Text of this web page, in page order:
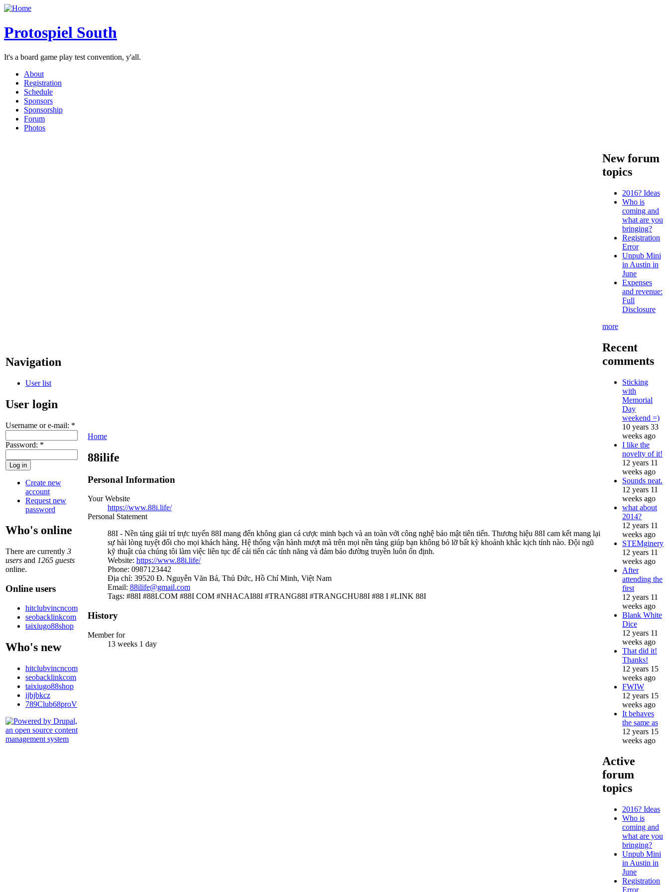
Protospiel South
It's a board game play test convention, y'all.
About
Registration
Schedule
Sponsors
Sponsorship
Forum
Photos
Navigation
User list
User login
Username or e-mail: *
Password: *
Create new
account
Request new
password
Who's online
There are currently 3
users and 1265 guests
online.
Online users
hitclubvincncom
seobacklinkcom
taixiugo88shop
Who's new
hitclubvincncom
seobacklinkcom
taixiugo88shop
ijbjbkcz
789Club68proV
Home
88ilife
Personal Information
Your Website
https://www.88i.life/
Personal Statement
88I - Nền tảng giải trí trực tuyến 88I mang đến không gian cá cược minh bạch và an toàn với công nghệ bảo mật tiên tiến. Thương hiệu 88I cam kết mang lại
sự hài lòng tuyệt đối cho mọi khách hàng. Hệ thống vận hành mượt mà trên mọi nền tảng giúp bạn không bỏ lỡ bất kỳ khoảnh khắc kịch tính nào. Đội ngũ
kỹ thuật của chúng tôi làm việc liên tục để cải tiến các tính năng và đảm bảo đường truyền luôn ổn định.
Website: https://www.88i.life/
Phone: 0987123442
Địa chỉ: 39520 Đ. Nguyễn Văn Bá, Thủ Đức, Hồ Chí Minh, Việt Nam
Email: 88ilife@gmail.com
Tags: #88I #88I.COM #88I COM #NHACAI88I #TRANG88I #TRANGCHU88I #88 I #LINK 88I
History
Member for
13 weeks 1 day
New forum
topics
2016? Ideas
Who is
coming and
what are you
bringing?
Registration
Error
Unpub Mini
in Austin in
June
Expenses
and revenue:
Full
Disclosure
more
Recent
comments
Sticking
with
Memorial
Day
weekend =)
10 years 33
weeks ago
I like the
novelty of it!
12 years 11
weeks ago
Sounds neat.
12 years 11
weeks ago
what about
2014?
12 years 11
weeks ago
STEMginery
12 years 11
weeks ago
After
attending the
first
12 years 11
weeks ago
Blank White
Dice
12 years 11
weeks ago
That did it!
Thanks!
12 years 15
weeks ago
FWIW
12 years 15
weeks ago
It behaves
the same as
12 years 15
weeks ago
Active
forum
topics
2016? Ideas
Who is
coming and
what are you
bringing?
Unpub Mini
in Austin in
June
Registration
Error